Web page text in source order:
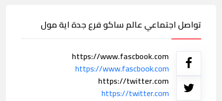
تواصل اجتماعي عالم ساكو فرع جدة اية مول
https://www.fascbook.com
https://www.fascbook.com
https://twitter.com
https://twitter.com